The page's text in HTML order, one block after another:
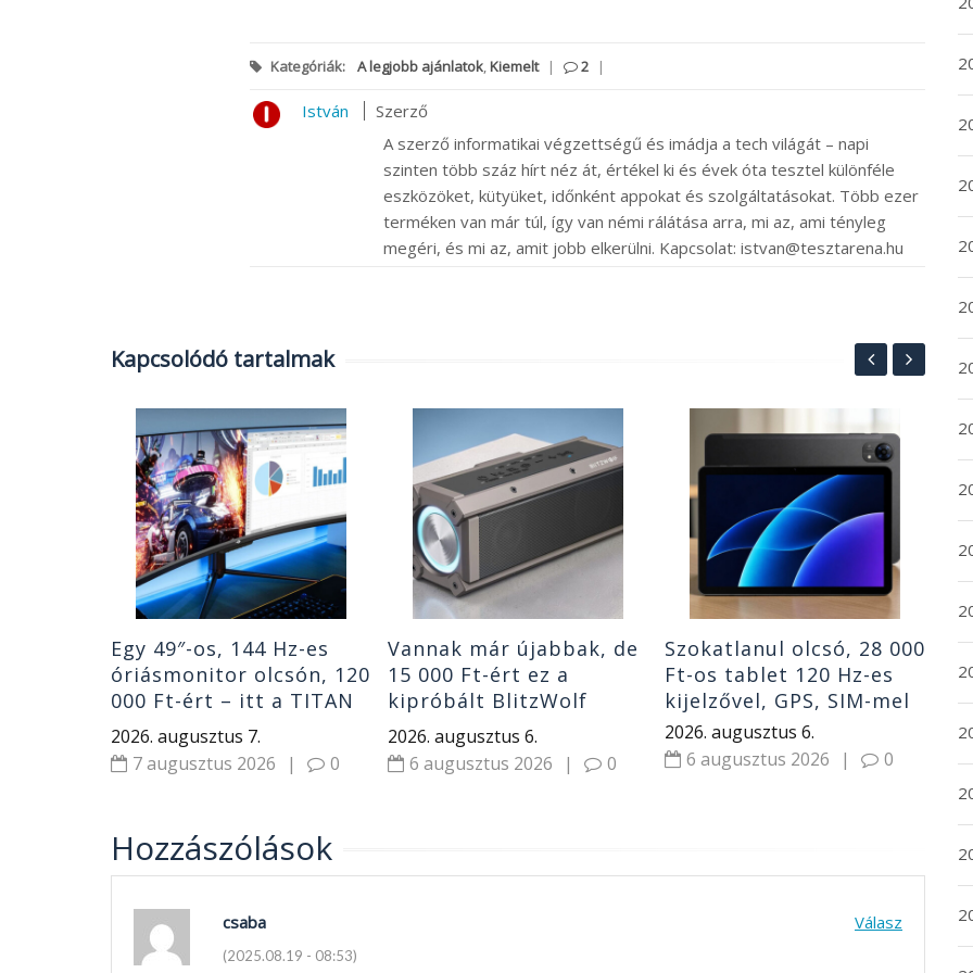
Kategóriák: A legjobb ajánlatok,Kiemelt | 2 |
István
Szerző
A szerző informatikai végzettségű és imádja a tech világát – napi
szinten több száz hírt néz át, értékel ki és évek óta tesztel különféle
eszközöket, kütyüket, időnként appokat és szolgáltatásokat. Több ezer
terméken van már túl, így van némi rálátása arra, mi az, ami tényleg
megéri, és mi az, amit jobb elkerülni. Kapcsolat: istvan@tesztarena.hu
Kapcsolódó tartalmak
Egy 49″-os, 144 Hz-es
óriásmonitor olcsón, 120
000 Ft-ért – itt a TITAN
ARMY C49SHC
2026. augusztus 7.
7 augusztus 2026
| 0
Vannak már újabbak, de
15 000 Ft-ért ez a
kipróbált BlitzWolf
hangszóró nagyon jó
vétel
2026. augusztus 6.
6 augusztus 2026
| 0
Szokatlanul olcsó, 28 000
Ft-os tablet 120 Hz-es
kijelzővel, GPS, SIM-mel
2026. augusztus 6.
6 augusztus 2026
| 0
Hozzászólások
csaba Válasz
(2025.08.19 - 08:53)